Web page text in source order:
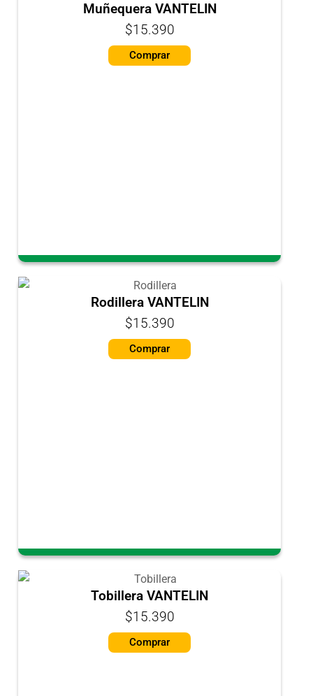
Muñequera VANTELIN
$15.390
Comprar
Rodillera VANTELIN
$15.390
Comprar
Tobillera VANTELIN
$15.390
Comprar